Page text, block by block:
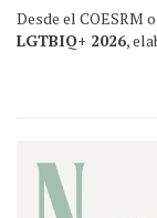
Desde el COESRM
LGTBIQ+ 2026,